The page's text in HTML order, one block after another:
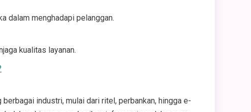
dalam menghadapi pelanggan.
kualitas layanan.
industri, mulai dari ritel, perbankan, hingga e-